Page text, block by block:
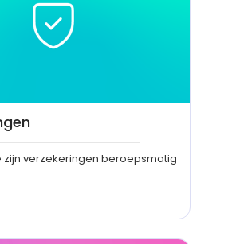
zijn verzekeringen beroepsmatig